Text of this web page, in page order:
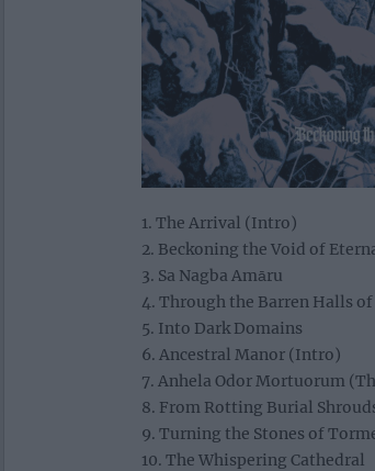
1. The Arrival (Intro)
2. Beckoning the Void of
3. Sa Nagba Amāru
4. Through the Barren Halls
5. Into Dark Domains
6. Ancestral Manor (Intro)
7. Anhela Odor Mortuorum
8. From Rotting Burial
9. Turning the Stones of
10. The Whispering Cathedral